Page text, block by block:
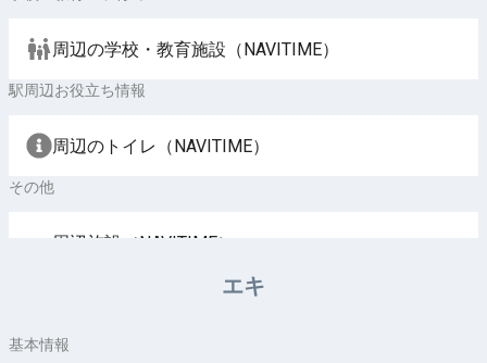
周辺の学校・教育施設（NAVITIME）
駅周辺お役立ち情報
周辺のトイレ（NAVITIME）
その他
周辺施設（NAVITIME）
エキ
基本情報